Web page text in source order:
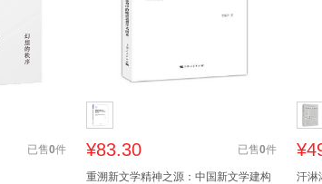
已售0件 ¥83.30 已售0件
重溯新文学精神之源：中国新文学建构
汗淋